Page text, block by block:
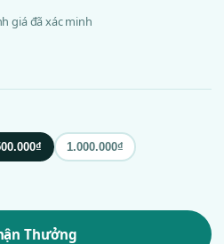
giá đã xác minh
1.000.000₫
Thưởng